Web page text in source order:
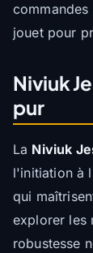
jouet pour
Niviuk
pur
La Niviuk
l'initiation à
qui
explorer les
robustesse